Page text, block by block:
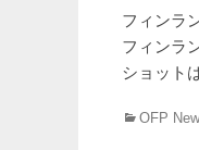
日
フィンラ
フィンラ
ショット
カ OFP